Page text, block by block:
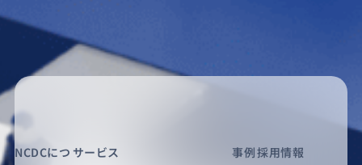
NCDCにつ サービス
事例採用情報